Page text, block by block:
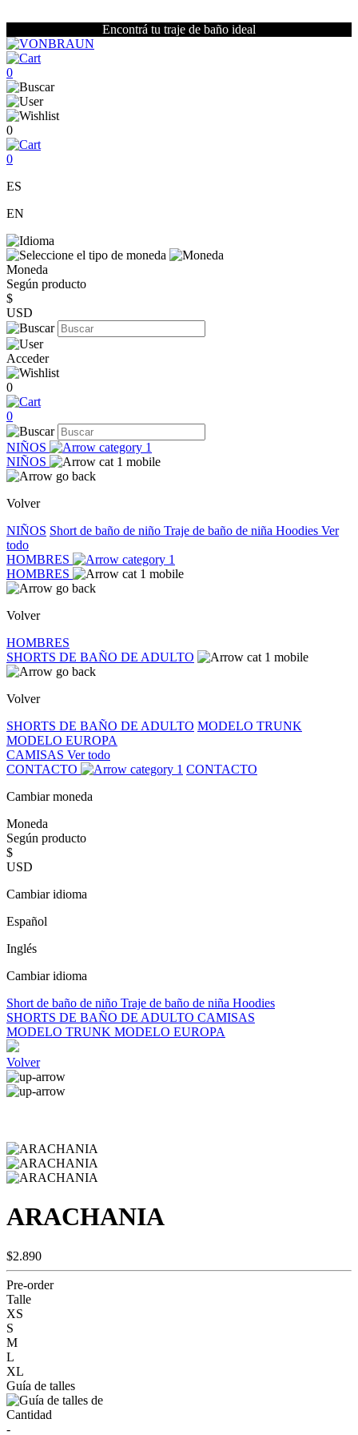
Encontrá tu traje de baño ideal
0
0
0
ES
EN
Moneda
Según producto
$
USD
Acceder
0
0
NIÑOS
NIÑOS
Volver
NIÑOS Short de baño de niño Traje de baño de niña Hoodies Ver
todo
HOMBRES
HOMBRES
Volver
HOMBRES
SHORTS DE BAÑO DE ADULTO
Volver
SHORTS DE BAÑO DE ADULTO MODELO TRUNK
MODELO EUROPA
CAMISAS Ver todo
CONTACTO
CONTACTO
Cambiar moneda
Moneda
Según producto
$
USD
Cambiar idioma
Español
Inglés
Cambiar idioma
Short de baño de niño Traje de baño de niña Hoodies
SHORTS DE BAÑO DE ADULTO CAMISAS
MODELO TRUNK MODELO EUROPA
Volver
ARACHANIA
$2.890
Pre-order
Talle
XS
S
M
L
XL
Guía de talles
Cantidad
-